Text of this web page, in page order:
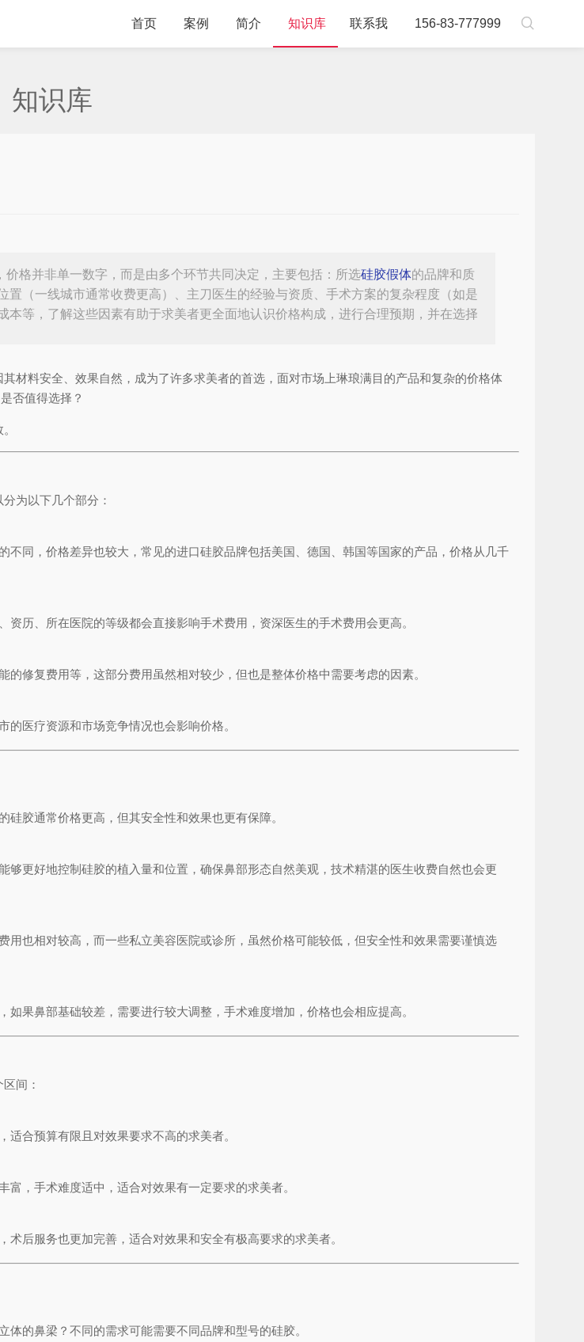
首页 案例 简介 知识库 联系我 156-83-777999 
知识库
格并非单一数字，而是由多个环节共同决定，主要包括：所选硅胶假体的品牌和质
（一线城市通常收费更高）、主刀医生的经验与资质、手术方案的复杂程度（如是
本等，了解这些因素有助于求美者更全面地认识价格构成，进行合理预期，并在选择
材料安全、效果自然，成为了许多求美者的首选，面对市场上琳琅满目的产品和复杂的价格体
否值得选择？
为以下几个部分：
同，价格差异也较大，常见的进口硅胶品牌包括美国、德国、韩国等国家的产品，价格从几千
历、所在医院的等级都会直接影响手术费用，资深医生的手术费用会更高。
修复费用等，这部分费用虽然相对较少，但也是整体价格中需要考虑的因素。
医疗资源和市场竞争情况也会影响价格。
胶通常价格更高，但其安全性和效果也更有保障。
更好地控制硅胶的植入量和位置，确保鼻部形态自然美观，技术精湛的医生收费自然也会更
也相对较高，而一些私立美容医院或诊所，虽然价格可能较低，但安全性和效果需要谨慎选
果鼻部基础较差，需要进行较大调整，手术难度增加，价格也会相应提高。
间：
合预算有限且对效果要求不高的求美者。
，手术难度适中，适合对效果有一定要求的求美者。
后服务也更加完善，适合对效果和安全有极高要求的求美者。
的鼻梁？不同的需求可能需要不同品牌和型号的硅胶。